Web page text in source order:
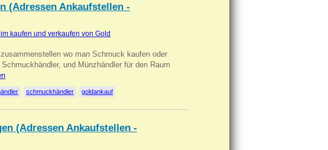
(Adressen Ankaufstellen -
kaufen und verkaufen von Gold
wo man Schmuck kaufen oder
und Münzhändler für den Raum
schmuckhändler goldankauf
(Adressen Ankaufstellen -